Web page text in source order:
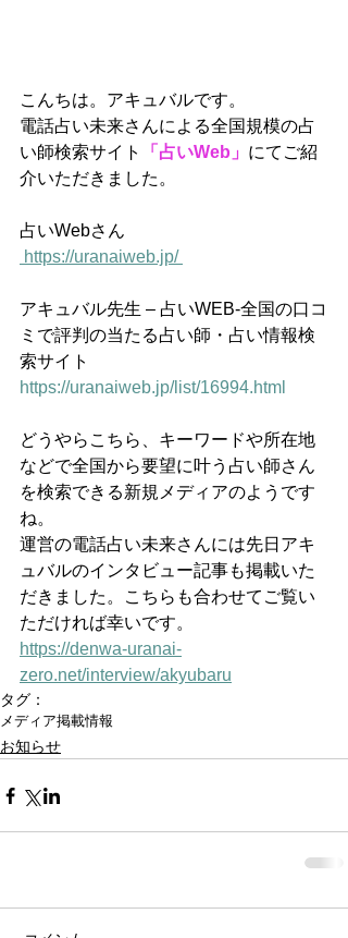
こんちは。アキュバルです。
電話占い未来さんによる全国規模の占
い師検索サイト
「占いWeb」 にてご紹
介いただきました。
占いWebさん
https://uranaiweb.jp/
アキュバル先生 – 占いWEB-全国の口コ
ミで評判の当たる占い師・占い情報検
索サイト
https://uranaiweb.jp/list/16994.html
どうやらこちら、キーワードや所在地
などで全国から要望に叶う占い師さん
を検索できる新規メディアのようです
ね。
運営の電話占い未来さんには先日アキ
ュバルのインタビュー記事も掲載いた
だきました。こちらも合わせてご覧い
ただければ幸いです。
https://denwa-uranai-
zero.net/interview/akyubaru
タグ：
メディア掲載情報
お知らせ